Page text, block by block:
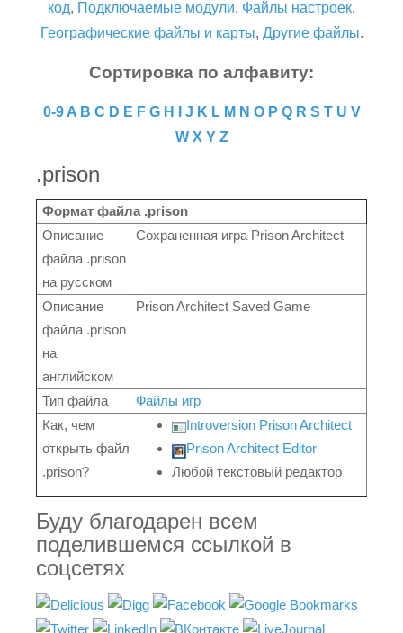
код, Подключаемые модули, Файлы настроек,
Географические файлы и карты, Другие файлы.
Сортировка по алфавиту:
0-9 A B C D E F G H J K L M N O P Q R S T U V
W X Y Z
.prison
Формат файла .prison
Описание
файла .prison
на русском
Сохраненная игра Prison Architect
Описание
файла .prison
на
английском
Prison Architect Saved Game
Тип файла
Файлы игр
Как, чем
открыть файл
.prison?
Introversion Prison Architect
Prison Architect Editor
Любой текстовый редактор
Буду благодарен всем
поделившемся ссылкой в
соцсетях